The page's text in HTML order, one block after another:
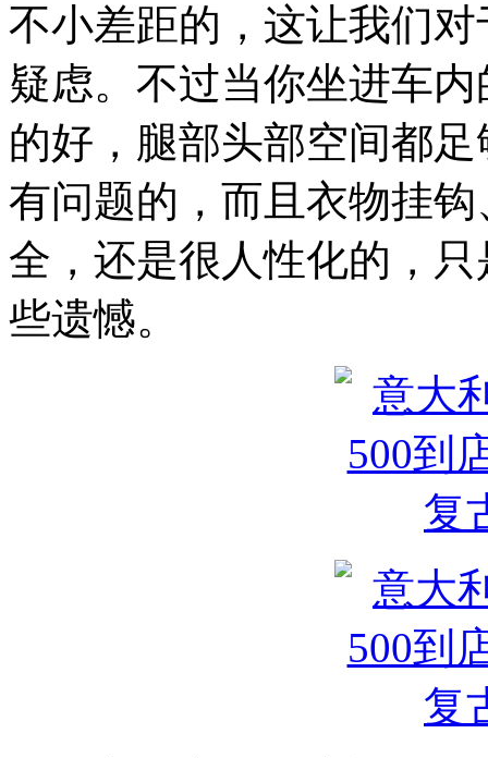
不小差距的，这让我们
疑虑。不过当你坐进车
的好，腿部头部空间都
有问题的，而且衣物挂
全，还是很人性化的，
些遗憾。